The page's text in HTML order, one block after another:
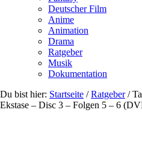
Deutscher Film
Anime
Animation
Drama
Ratgeber
Musik
Dokumentation
Du bist hier: Startseite / Ratgeber /
Ekstase – Disc 3 – Folgen 5 – 6